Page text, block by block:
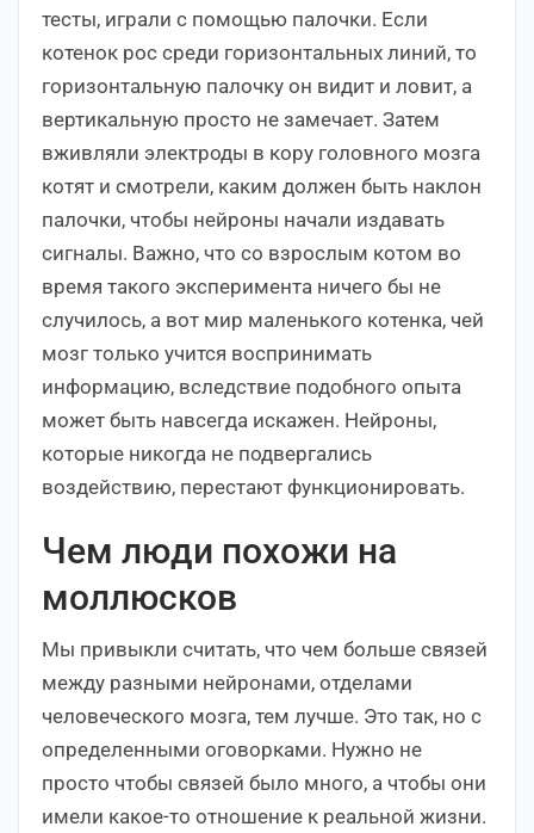
тесты, играли с помощью палочки. Если
котенок рос среди горизонтальных линий, то
горизонтальную палочку он видит и ловит, а
вертикальную просто не замечает. Затем
вживляли электроды в кору головного мозга
котят и смотрели, каким должен быть наклон
палочки, чтобы нейроны начали издавать
сигналы. Важно, что со взрослым котом во
время такого эксперимента ничего бы не
случилось, а вот мир маленького котенка, чей
мозг только учится воспринимать
информацию, вследствие подобного опыта
может быть навсегда искажен. Нейроны,
которые никогда не подвергались
воздействию, перестают функционировать.
Чем люди похожи на
моллюсков
Мы привыкли считать, что чем больше связей
между разными нейронами, отделами
человеческого мозга, тем лучше. Это так, но с
определенными оговорками. Нужно не
просто чтобы связей было много, а чтобы они
имели какое-то отношение к реальной жизни.